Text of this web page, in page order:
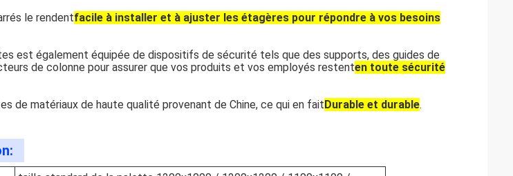
le rendentfacile à installer et à ajuster les étagères pour répondre à vos besoins
est également équipée de dispositifs de sécurité tels que des supports, des guides de
de colonne pour assurer que vos produits et vos employés restenten toute sécurité
de matériaux de haute qualité provenant de Chine, ce qui en faitDurable et durable.